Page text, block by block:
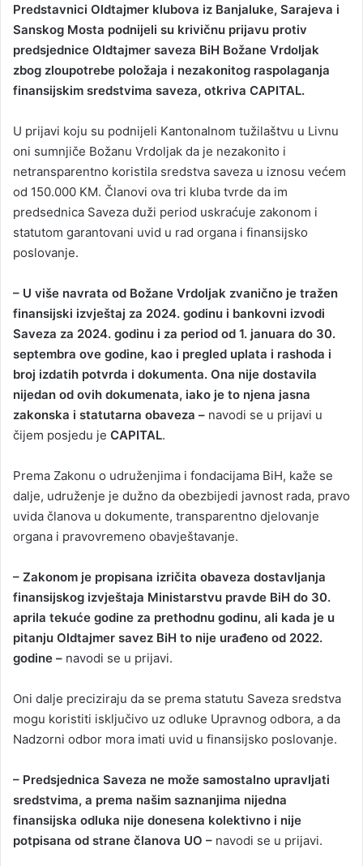
Predstavnici Oldtajmer klubova iz Banjaluke, Sarajeva i
Sanskog Mosta podnijeli su krivičnu prijavu protiv
predsjednice Oldtajmer saveza BiH Božane Vrdoljak
zbog zloupotrebe položaja i nezakonitog raspolaganja
finansijskim sredstvima saveza, otkriva CAPITAL.
U prijavi koju su podnijeli Kantonalnom tužilaštvu u Livnu
oni sumnjiče Božanu Vrdoljak da je nezakonito i
netransparentno koristila sredstva saveza u iznosu većem
od 150.000 KM. Članovi ova tri kluba tvrde da im
predsednica Saveza duži period uskraćuje zakonom i
statutom garantovani uvid u rad organa i finansijsko
poslovanje.
– U više navrata od Božane Vrdoljak zvanično je tražen
finansijski izvještaj za 2024. godinu i bankovni izvodi
Saveza za 2024. godinu i za period od 1. januara do 30.
septembra ove godine, kao i pregled uplata i rashoda i
broj izdatih potvrda i dokumenta. Ona nije dostavila
nijedan od ovih dokumenata, iako je to njena jasna
zakonska i statutarna obaveza – navodi se u prijavi u
čijem posjedu je CAPITAL.
Prema Zakonu o udruženjima i fondacijama BiH, kaže se
dalje, udruženje je dužno da obezbijedi javnost rada, pravo
uvida članova u dokumente, transparentno djelovanje
organa i pravovremeno obavještavanje.
– Zakonom je propisana izričita obaveza dostavljanja
finansijskog izvještaja Ministarstvu pravde BiH do 30.
aprila tekuće godine za prethodnu godinu, ali kada je u
pitanju Oldtajmer savez BiH to nije urađeno od 2022.
godine – navodi se u prijavi.
Oni dalje preciziraju da se prema statutu Saveza sredstva
mogu koristiti isključivo uz odluke Upravnog odbora, a da
Nadzorni odbor mora imati uvid u finansijsko poslovanje.
– Predsjednica Saveza ne može samostalno upravljati
sredstvima, a prema našim saznanjima nijedna
finansijska odluka nije donesena kolektivno i nije
potpisana od strane članova UO – navodi se u prijavi.